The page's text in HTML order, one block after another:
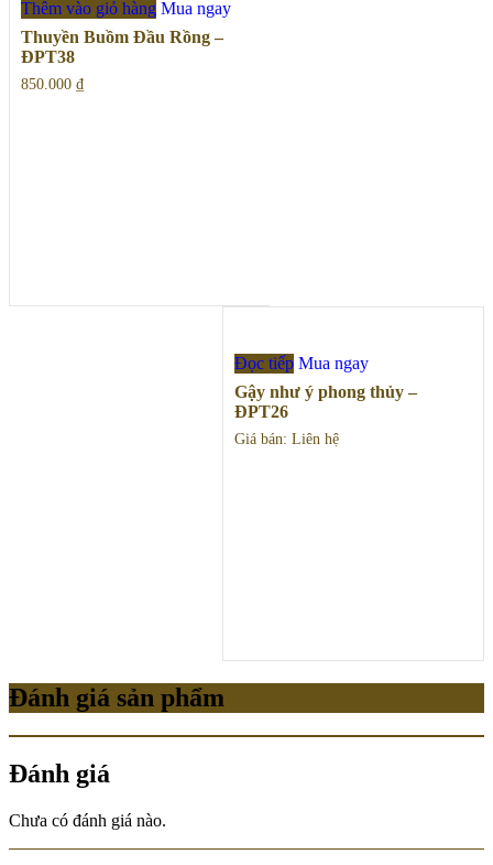
Thêm vào giỏ hàng Mua ngay
Thuyền Buồm Đầu Rồng –
ĐPT38
850.000 ₫
Đọc tiếp Mua ngay
Gậy như ý phong thủy –
ĐPT26
Giá bán: Liên hệ
Đánh giá sản phẩm
Đánh giá
Chưa có đánh giá nào.